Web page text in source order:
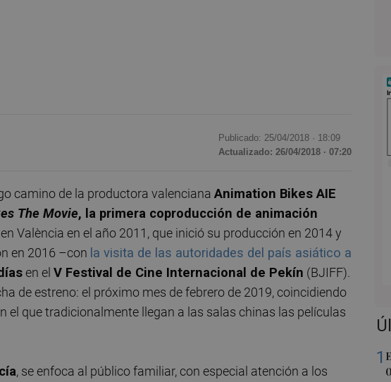
1
Publicado: 25/04/2018 · 18:09
Actualizado: 26/04/2018 · 07:20
camino de la productora valenciana Animation Bikes AIE
The Movie, la primera coproducción de animación
València en el año 2011, que inició su producción en 2014 y
en 2016 –con la visita de las autoridades del país asiático a
en el V Festival de Cine Internacional de Pekín (BJIFF).
de estreno: el próximo mes de febrero de 2019, coincidiendo
el que tradicionalmente llegan a las salas chinas las películas
, se enfoca al público familiar, con especial atención a los